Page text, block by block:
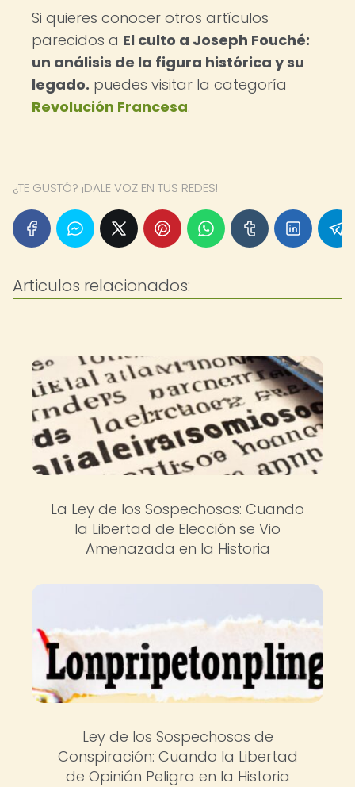
Si quieres conocer otros artículos
parecidos a El culto a Joseph Fouché:
un análisis de la figura histórica y su
legado. puedes visitar la categoría
Revolución Francesa.
¿TE GUSTÓ? ¡DALE VOZ EN TUS REDES!
Articulos relacionados:
La Ley de los Sospechosos: Cuando
la Libertad de Elección se Vio
Amenazada en la Historia
Ley de los Sospechosos de
Conspiración: Cuando la Libertad
de Opinión Peligra en la Historia